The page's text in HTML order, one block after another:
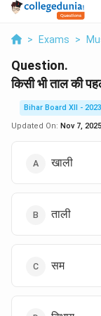
> Exams >
Question.
किसी भी ताल की
Bihar Board XII - 2023
Updated On: Nov 7, 2025
खाली
ताली
सम